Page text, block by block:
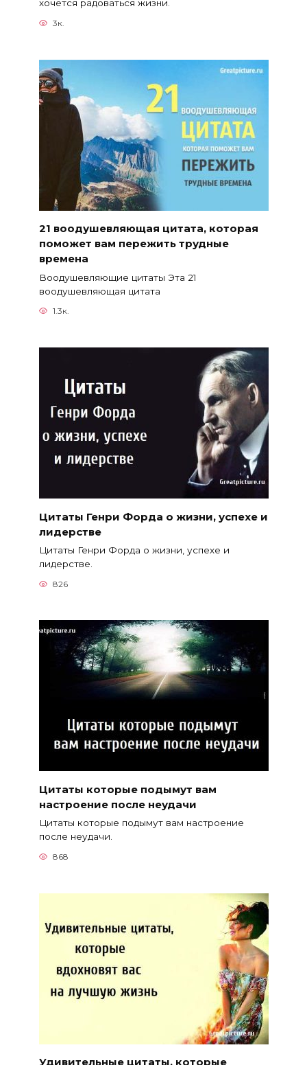
хочется радоваться жизни.
3к.
21 воодушевляющая цитата, которая
поможет вам пережить трудные
времена
Воодушевляющие цитаты Эта 21
воодушевляющая цитата
1.3к.
Цитаты Генри Форда о жизни, успехе и
лидерстве
Цитаты Генри Форда о жизни, успехе и
лидерстве.
826
Цитаты которые подымут вам
настроение после неудачи
Цитаты которые подымут вам настроение
после неудачи.
868
Удивительные цитаты, которые